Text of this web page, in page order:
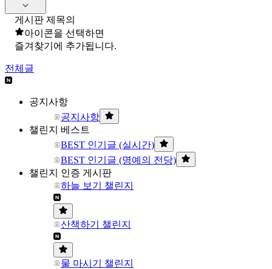
게시판 제목의
아이콘을 선택하면
즐겨찾기에 추가됩니다.
전체글
공지사항
공지사항
챌린지 베스트
BEST 인기글 (실시간)
BEST 인기글 (명예의 전당)
챌린지 인증 게시판
하늘 보기 챌린지
산책하기 챌린지
물 마시기 챌린지